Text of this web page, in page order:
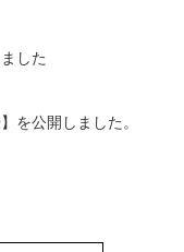
した
公開しました。